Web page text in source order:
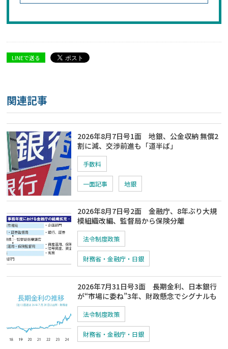
LINEで送る
関連記事
2026年8月7日号1面 地銀、公金収納 無償2
割に減、交渉前進も「道半ば」
手数料
一面記事 地銀
2026年8月7日号2面 金融庁、8年ぶり大規
模組織改編、監督局から保険分離
法令制度政策
財務省・金融庁・日銀
2026年7月31日号3面 長期金利、日本銀行
が“市場に委ね”3年、財政懸念でシグナルも
法令制度政策
財務省・金融庁・日銀